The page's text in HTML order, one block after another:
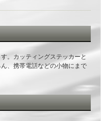
。カッティングステッカーと
、携帯電話などの小物にまで